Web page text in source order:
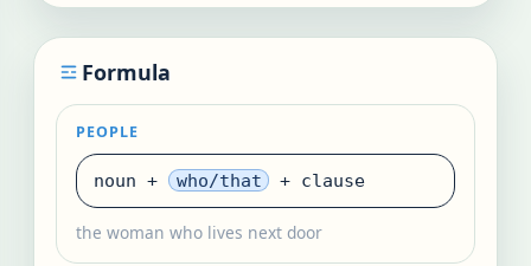
Formula
PEOPLE
noun + who/that + clause
the woman who lives next door